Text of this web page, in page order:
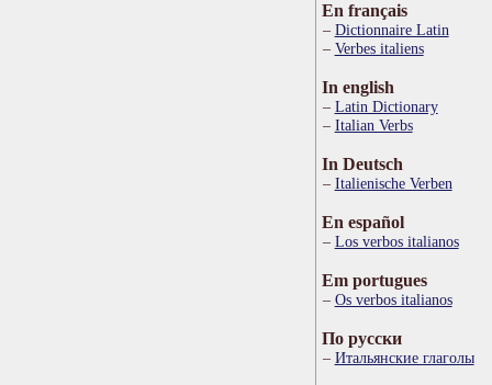
En français
Dictionnaire Latin
Verbes italiens
In english
Latin Dictionary
Italian Verbs
In Deutsch
Italienische Verben
En español
Los verbos italianos
Em portugues
Os verbos italianos
По русски
Итальянские глаголы